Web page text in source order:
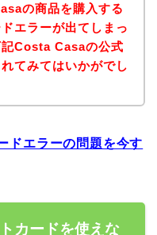
の商品を購入する
エラーが出てしまっ
Costa Casaの公式
てみてはいかがでし
ドエラーの問題を今す
カードを使えな